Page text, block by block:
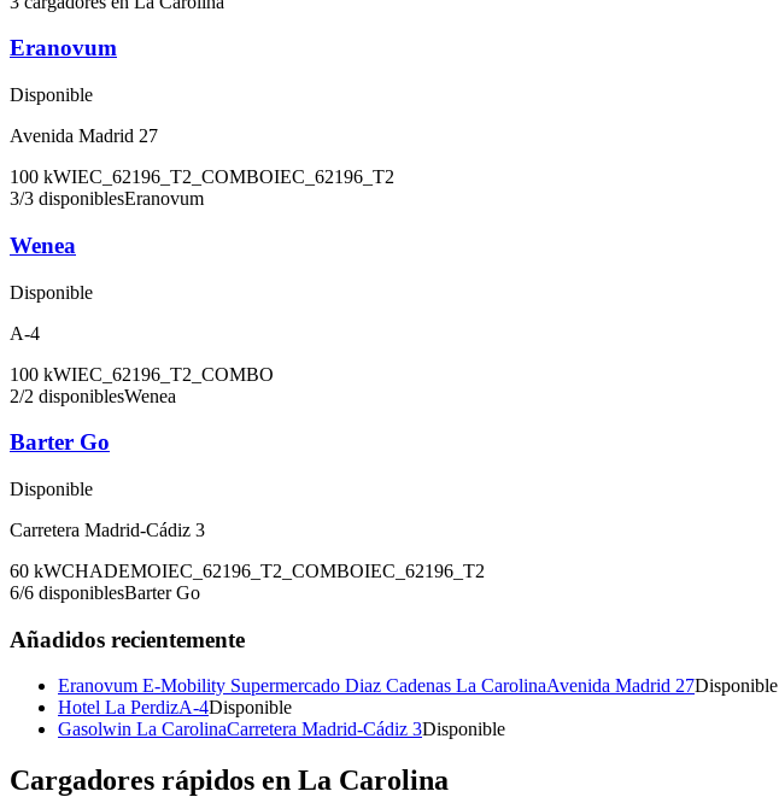
Eranovum
Disponible
Avenida Madrid 27
100 kWIEC_62196_T2_COMBOIEC_62196_T2
3/3 disponiblesEranovum
Wenea
Disponible
A-4
100 kWIEC_62196_T2_COMBO
2/2 disponiblesWenea
Barter Go
Disponible
Carretera Madrid-Cádiz 3
60 kWCHADEMOIEC_62196_T2_COMBOIEC_62196_T2
6/6 disponiblesBarter Go
Añadidos recientemente
Eranovum E-Mobility Supermercado Diaz Cadenas La CarolinaAvenida Madrid 27Disponible
Hotel La PerdizA-4Disponible
Gasolwin La CarolinaCarretera Madrid-Cádiz 3Disponible
Cargadores rápidos en La Carolina